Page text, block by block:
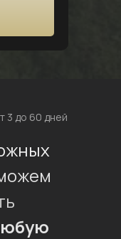
3 до 60 дней